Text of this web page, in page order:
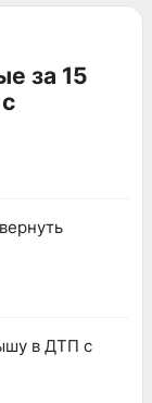
за 15
в ДТП с